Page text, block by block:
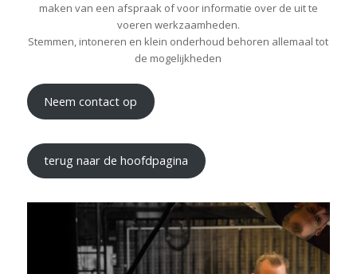
maken van een afspraak of voor informatie over de uit te
voeren werkzaamheden.
Stemmen, intoneren en klein onderhoud behoren allemaal tot
de mogelijkheden
Neem contact op
terug naar de hoofdpagina